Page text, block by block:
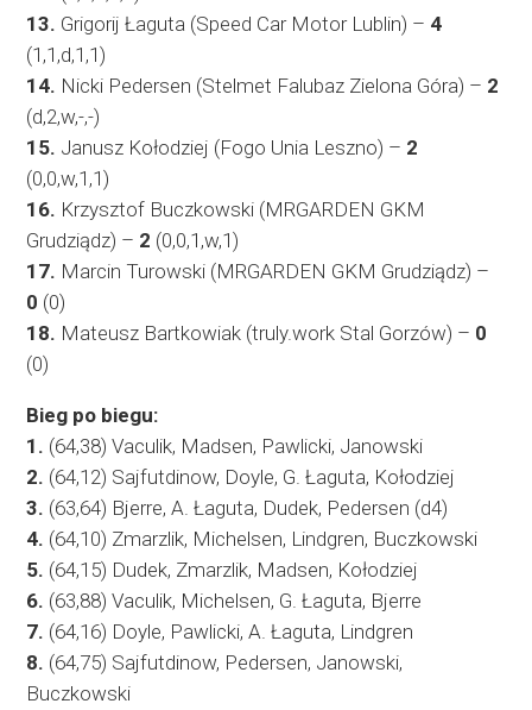
13. Grigorij Łaguta (Speed Car Motor Lublin) – 4
(1,1,d,1,1)
14. Nicki Pedersen (Stelmet Falubaz Zielona Góra) – 2
(d,2,w,-,-)
15. Janusz Kołodziej (Fogo Unia Leszno) – 2
(0,0,w,1,1)
16. Krzysztof Buczkowski (MRGARDEN GKM
Grudziądz) – 2 (0,0,1,w,1)
17. Marcin Turowski (MRGARDEN GKM Grudziądz) –
0 (0)
18. Mateusz Bartkowiak (truly.work Stal Gorzów) – 0
(0)
Bieg po biegu:
1. (64,38) Vaculik, Madsen, Pawlicki, Janowski
2. (64,12) Sajfutdinow, Doyle, G. Łaguta, Kołodziej
3. (63,64) Bjerre, A. Łaguta, Dudek, Pedersen (d4)
4. (64,10) Zmarzlik, Michelsen, Lindgren, Buczkowski
5. (64,15) Dudek, Zmarzlik, Madsen, Kołodziej
6. (63,88) Vaculik, Michelsen, G. Łaguta, Bjerre
7. (64,16) Doyle, Pawlicki, A. Łaguta, Lindgren
8. (64,75) Sajfutdinow, Pedersen, Janowski,
Buczkowski